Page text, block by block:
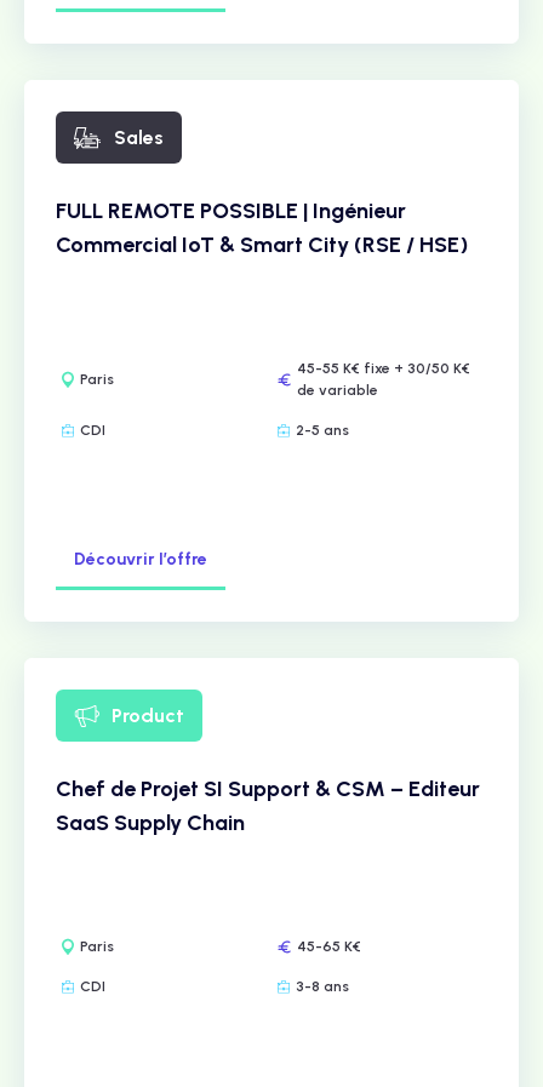
Sales
FULL REMOTE POSSIBLE | Ingénieur
Commercial IoT & Smart City (RSE / HSE)
Paris
45-55 K€ fixe + 30/50 K€
de variable
CDI 2-5 ans
Découvrir l’offre
Product
Chef de Projet SI Support & CSM – Editeur
SaaS Supply Chain
Paris 45-65 K€
CDI 3-8 ans